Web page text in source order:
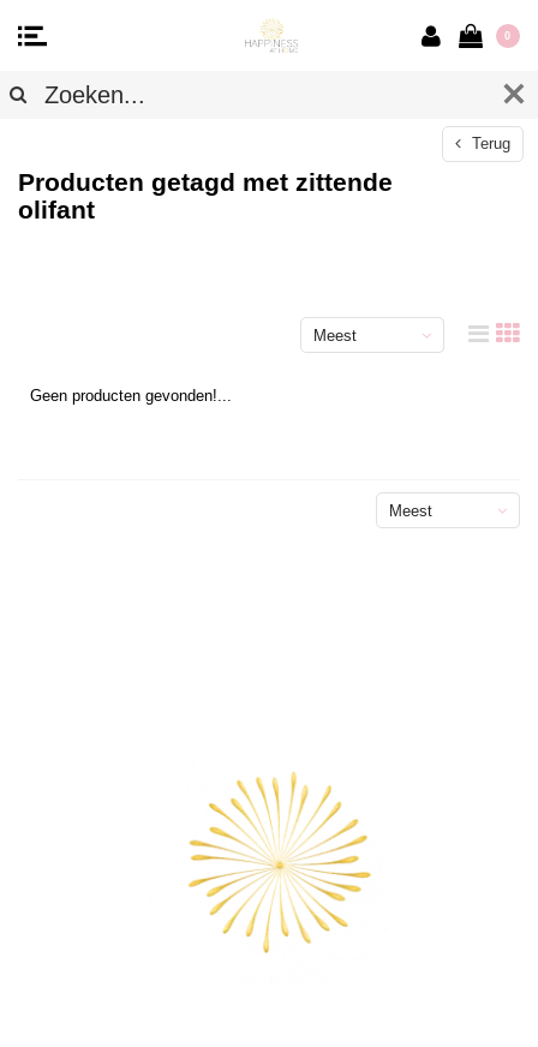
0
Terug
Producten getagd met zittende
olifant
Meest
Geen producten gevonden!...
Meest